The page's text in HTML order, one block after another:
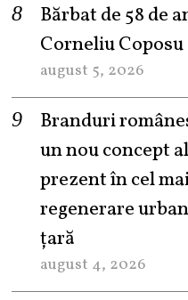
Bărbat de 58 de
Corneliu
august 5, 2026
Branduri
un nou concept
prezent în cel
regenerare
țară
august 4, 2026